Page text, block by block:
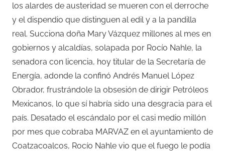
los alardes de austeridad se mueren con el derroche
y el dispendio que distinguen al edil y a la pandilla
real. Succiona doña Mary Vázquez millones al mes en
gobiernos y alcaldías, solapada por Rocío Nahle, la
senadora con licencia, hoy titular de la Secretaría de
Energía, adonde la confinó Andrés Manuel López
Obrador, frustrándole la obsesión de dirigir Petróleos
Mexicanos, lo que sí habría sido una desgracia para el
país. Desatado el escándalo por el casi medio millón
por mes que cobraba MARVAZ en el ayuntamiento de
Coatzacoalcos, Rocío Nahle vio que el fuego le podía